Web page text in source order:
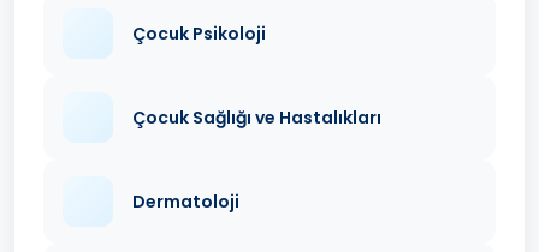
Çocuk Psikoloji
Çocuk Sağlığı ve Hastalıkları
Dermatoloji